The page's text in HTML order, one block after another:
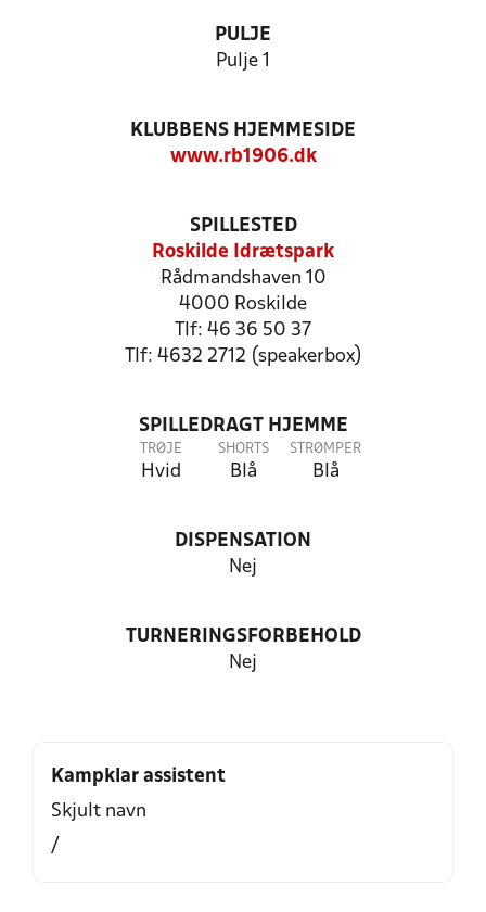
PULJE
Pulje 1
KLUBBENS HJEMMESIDE
www.rb1906.dk
SPILLESTED
Roskilde Idrætspark
Rådmandshaven 10
4000 Roskilde
Tlf: 46 36 50 37
Tlf: 4632 2712 (speakerbox)
SPILLEDRAGT HJEMME
TRØJE
Hvid
SHORTS
Blå
STRØMPER
Blå
DISPENSATION
Nej
TURNERINGSFORBEHOLD
Nej
Kampklar assistent
Skjult navn
/